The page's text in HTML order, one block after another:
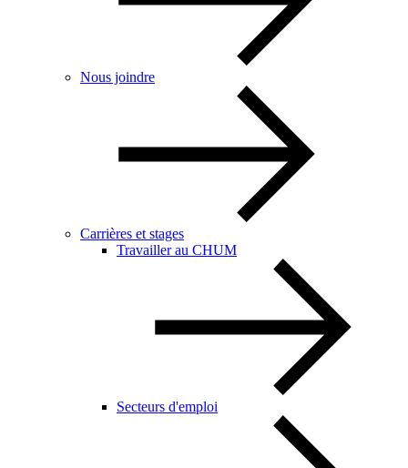
Nous joindre
Carrières et stages
Travailler au CHUM
Secteurs d'emploi